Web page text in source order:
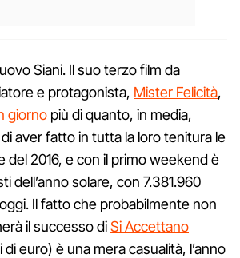
Siani. Il suo terzo film da
e protagonista, Mister Felicità,
giorno più di quanto, in media,
aver fatto in tutta la loro tenitura le
del 2016, e con il primo weekend è
dell’anno solare, con 7.381.960
Il fatto che probabilmente non
il successo diSi Accettano
di euro) è una mera casualità, l’anno